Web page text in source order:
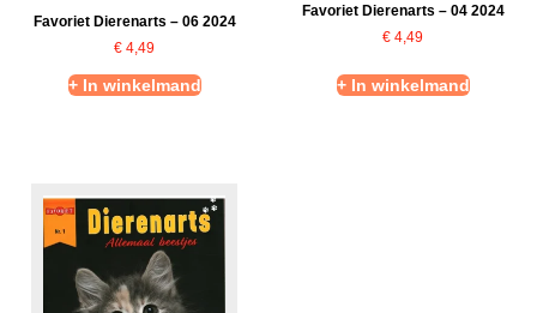
Favoriet Dierenarts – 06 2024
€ 4,49
+ In winkelmand
Favoriet Dierenarts – 04 2024
€ 4,49
+ In winkelmand